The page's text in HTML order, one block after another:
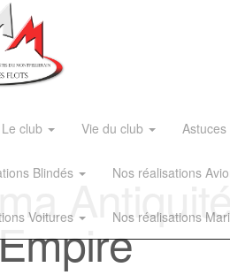
Le club Vie du club
Blindés Nos réalisations
Voitures Nos réalisations